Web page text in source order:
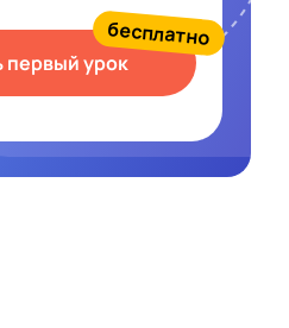
первый урок
бесплатно